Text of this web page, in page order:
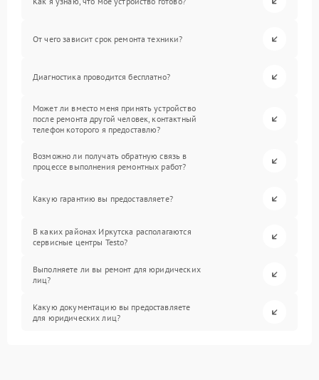
От чего зависит срок ремонта техники?
Диагностика проводится бесплатно?
Может ли вместо меня принять устройство
после ремонта другой человек, контактный
телефон которого я предоставлю?
Возможно ли получать обратную связь в
процессе выполнения ремонтных работ?
Какую гарантию вы предоставляете?
В каких районах Иркутска располагаются
сервисные центры Testo?
Выполняете ли вы ремонт для юридических
лиц?
Какую документацию вы предоставляете
для юридических лиц?